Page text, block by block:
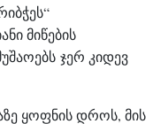
მიწების
ჯერ კიდევ
ყოფნის დროს, მის